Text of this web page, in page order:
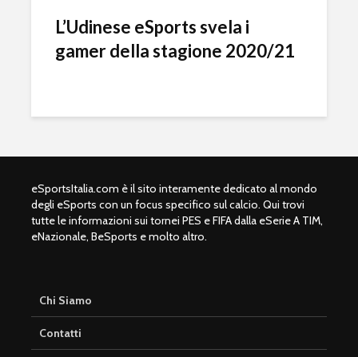
L’Udinese eSports svela i
gamer della stagione 2020/21
eSportsItalia.com è il sito interamente dedicato al mondo
degli eSports con un focus specifico sul calcio. Qui trovi
tutte le informazioni sui tornei PES e FIFA dalla eSerie A TIM,
eNazionale, BeSports e molto altro.
Chi Siamo
Contatti